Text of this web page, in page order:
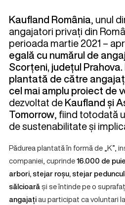
Kaufland România, unul
angajatori privați din
perioada martie 2021 –
egală cu numărul de
Scorțeni, județul Prahova.
plantată de către
cel mai amplu proiect de
dezvoltat deKaufland și
Tomorrow, fiind totodată
de sustenabilitate și
Pădurea plantată în formă de „K”,
companiei, cuprinde16.000 de
arbori, stejar roșu, stejar
sălcioarăși se întinde pe o
angajațiau participat ca voluntari